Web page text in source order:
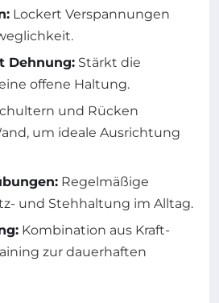
Lockert Verspannungen
Dehnung: Stärkt die
offene Haltung.
und Rücken
um ideale Ausrichtung
Regelmäßige
und Stehhaltung im Alltag.
Kombination aus Kraft-
zur dauerhaften